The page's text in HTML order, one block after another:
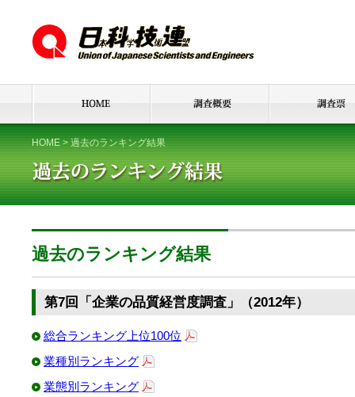
HOME>過去のランキング結果
過去のランキング結果
第7回「企業の品質経営度調査」（2012年）
総合ランキング上位100位
業種別ランキング
業態別ランキング